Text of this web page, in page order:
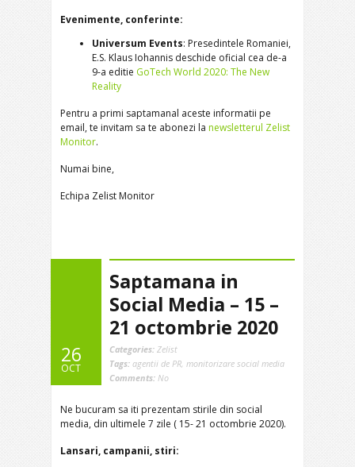
Evenimente, conferinte:
Universum Events: Presedintele Romaniei,
E.S. Klaus Iohannis deschide oficial cea de-a
9-a editie GoTech World 2020: The New
Reality
Pentru a primi saptamanal aceste informatii pe
email, te invitam sa te abonezi la newsletterul Zelist
Monitor.
Numai bine,
Echipa Zelist Monitor
26
OCT
Saptamana in
Social Media – 15 –
21 octombrie 2020
Categories: Zelist
Tags: agentii de PR, monitorizare social media
Comments: No
Ne bucuram sa iti prezentam stirile din social
media, din ultimele 7 zile ( 15- 21 octombrie 2020).
Lansari, campanii, stiri: